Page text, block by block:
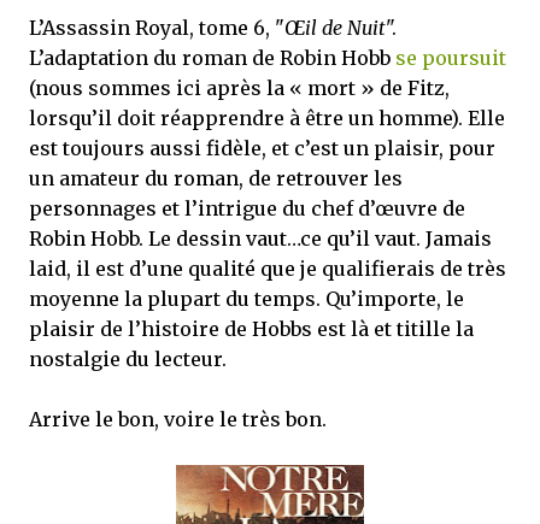
L’Assassin Royal, tome 6, "Œil de Nuit".
L’adaptation du roman de Robin Hobb se poursuit
(nous sommes ici après la « mort » de Fitz,
lorsqu’il doit réapprendre à être un homme). Elle
est toujours aussi fidèle, et c’est un plaisir, pour
un amateur du roman, de retrouver les
personnages et l’intrigue du chef d’œuvre de
Robin Hobb. Le dessin vaut…ce qu’il vaut. Jamais
laid, il est d’une qualité que je qualifierais de très
moyenne la plupart du temps. Qu’importe, le
plaisir de l’histoire de Hobbs est là et titille la
nostalgie du lecteur.
Arrive le bon, voire le très bon.